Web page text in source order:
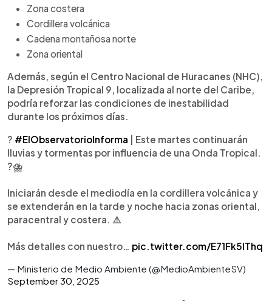
Zona costera
Cordillera volcánica
Cadena montañosa norte
Zona oriental
Además, según el Centro Nacional de Huracanes (NHC),
la Depresión Tropical 9, localizada al norte del Caribe,
podría reforzar las condiciones de inestabilidad
durante los próximos días.
? #ElObservatorioInforma | Este martes continuarán
lluvias y tormentas por influencia de una Onda Tropical.
?️⛈️
Iniciarán desde el mediodía en la cordillera volcánica y
se extenderán en la tarde y noche hacia zonas oriental,
paracentral y costera. ⚠️
Más detalles con nuestro… pic.twitter.com/E71Fk5IThq
— Ministerio de Medio Ambiente (@MedioAmbienteSV)
September 30, 2025